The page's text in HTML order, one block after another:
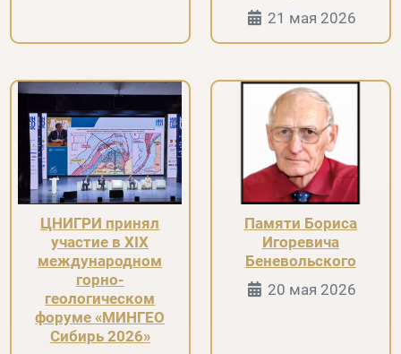
Информация
21 мая 2026
ЦНИГРИ принял
участие в XIX
международном
горно-
геологическом
форуме «МИНГЕО
Сибирь 2026»
Памяти Бориса
Игоревича
Беневольского
Информация
20 мая 2026